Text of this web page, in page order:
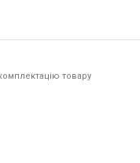
товару